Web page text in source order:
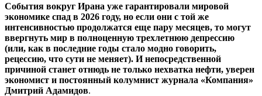
События вокруг Ирана уже гарантировали мировой
экономике спад в 2026 году, но если они с той же
интенсивностью продолжатся еще пару месяцев, то могут
ввергнуть мир в полноценную трехлетнюю депрессию
(или, как в последние годы стало модно говорить,
рецессию, что сути не меняет). И непосредственной
причиной станет отнюдь не только нехватка нефти, уверен
экономист и постоянный колумнист журнала «Компания»
Дмитрий Адамидов.